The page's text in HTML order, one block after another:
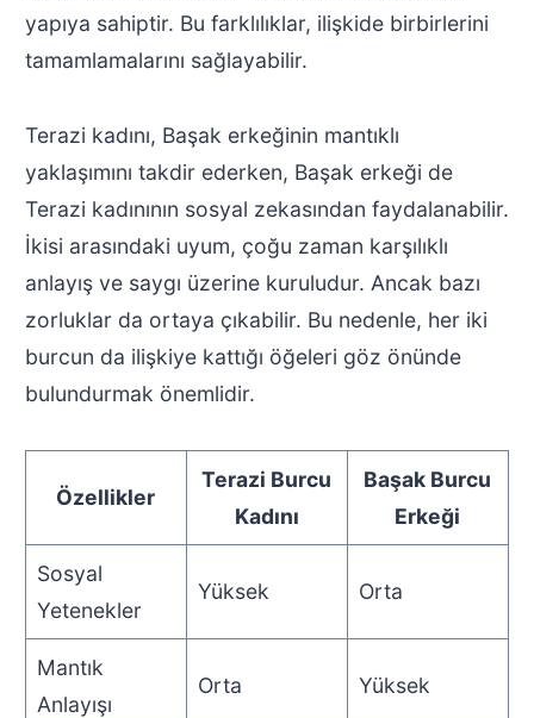
yapıya sahiptir. Bu farklılıklar, ilişkide birbirlerini
tamamlamalarını sağlayabilir.
Terazi kadını, Başak erkeğinin mantıklı
yaklaşımını takdir ederken, Başak erkeği de
Terazi kadınının sosyal zekasından faydalanabilir.
İkisi arasındaki uyum, çoğu zaman karşılıklı
anlayış ve saygı üzerine kuruludur. Ancak bazı
zorluklar da ortaya çıkabilir. Bu nedenle, her iki
burcun da ilişkiye kattığı öğeleri göz önünde
bulundurmak önemlidir.
Özellikler
Terazi Burcu
Kadını
Başak Burcu
Erkeği
Sosyal
Yetenekler
Yüksek Orta
Mantık
Anlayışı
Orta Yüksek